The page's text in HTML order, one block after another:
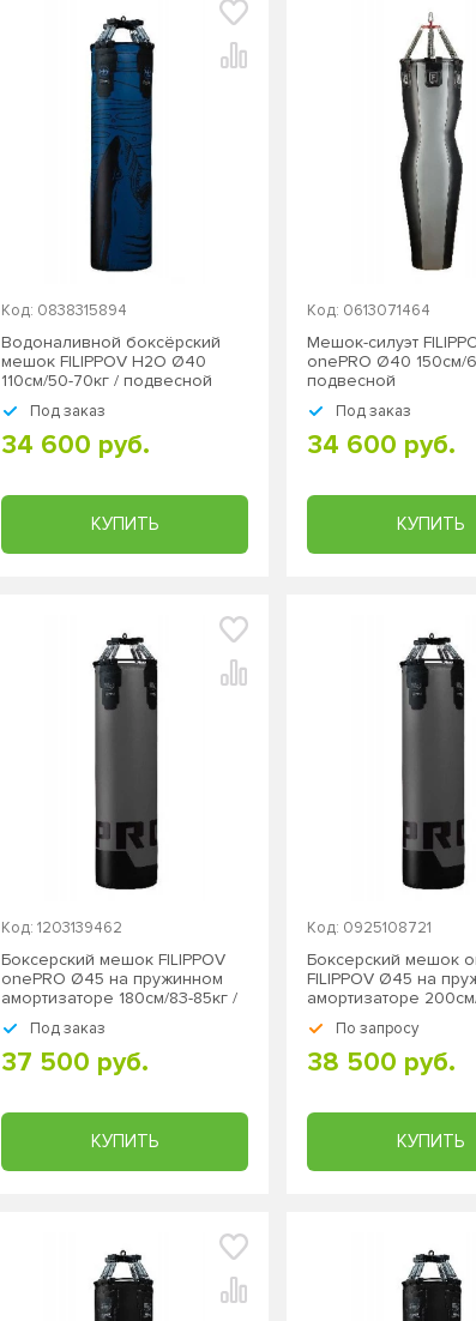
Код: 0838315894
Водоналивной боксёрский
мешок FILIPPOV H2O Ø40
110см/50-70кг / подвесной
Под заказ
34 600 руб.
КУПИТЬ
Код: 0613071464
Мешок-силуэт
onePRO Ø40 150см/
подвесной
Под заказ
34 600 руб.
КУПИТЬ
Код: 1203139462
Боксерский мешок FILIPPOV
onePRO Ø45 на пружинном
амортизаторе 180см/83-85кг /
Под заказ
37 500 руб.
КУПИТЬ
Код: 0925108721
Боксерский мешок
FILIPPOV Ø45 на
амортизаторе
По запросу
38 500 руб.
КУПИТЬ